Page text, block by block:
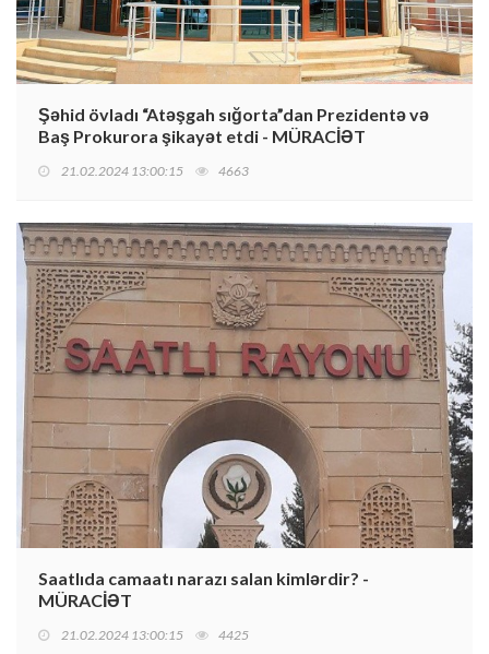
Şəhid övladı “Atəşgah sığorta”dan Prezidentə və
Baş Prokurora şikayət etdi - MÜRACİƏT
21.02.2024 13:00:15 4663
Saatlıda camaatı narazı salan kimlərdir? -
MÜRACİƏT
21.02.2024 13:00:15 4425